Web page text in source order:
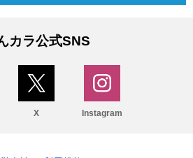
カラ公式SNS
X Instagram